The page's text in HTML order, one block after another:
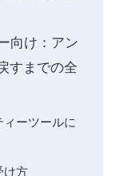
向け：アン
すまでの全
ーツールに
け方